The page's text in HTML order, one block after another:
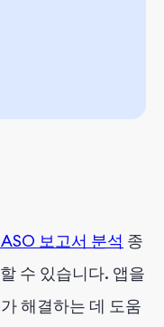
ASO 보고서 분석 종
수 있습니다. 앱을
해결하는 데 도움